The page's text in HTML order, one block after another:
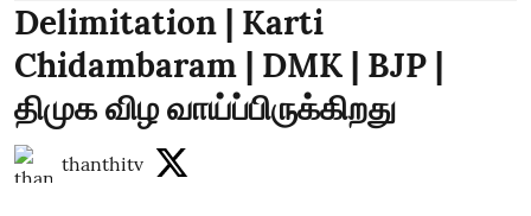
Delimitation | Karti
Chidambaram | DMK | BJP |
திமுக விழ வாய்ப்பிருக்கிறது
thanthitv